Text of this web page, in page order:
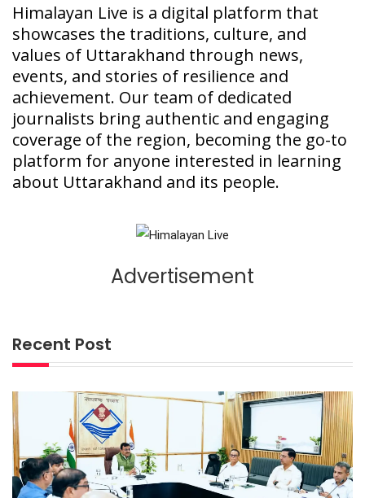
Himalayan Live is a digital platform that
showcases the traditions, culture, and
values of Uttarakhand through news,
events, and stories of resilience and
achievement. Our team of dedicated
journalists bring authentic and engaging
coverage of the region, becoming the go-to
platform for anyone interested in learning
about Uttarakhand and its people.
Advertisement
Recent Post